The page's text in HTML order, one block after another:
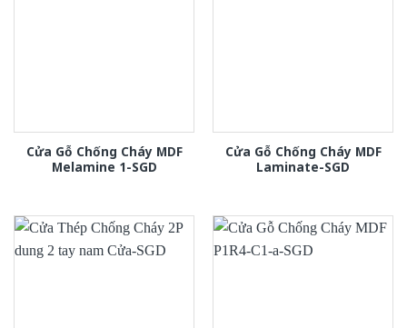
Cửa Gỗ Chống Cháy MDF
Melamine 1-SGD
Cửa Gỗ Chống Cháy MDF
Laminate-SGD